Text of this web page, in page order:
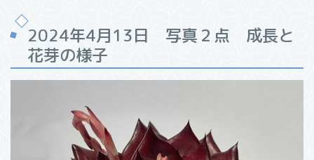
2024年4月13日 写真２点 成長と
花芽の様子